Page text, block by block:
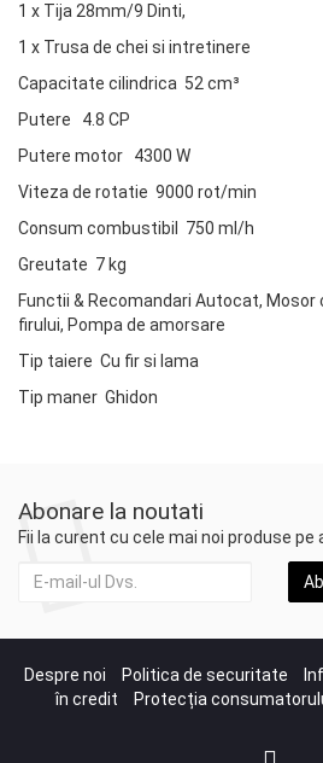
1 x Tija 28mm/9 Dinti,
1 x Trusa de chei si intretinere
Capacitate cilindrica 52 cm³
Putere 4.8 CP
Putere motor 4300 W
Viteza de rotatie 9000 rot/min
Consum combustibil 750 ml/h
Greutate 7 kg
Functii & Recomandari Autocat,
firului, Pompa de amorsare
Tip taiere Cu fir si lama
Tip maner Ghidon
Abonare la noutati
Fii la curent cu cele mai noi produse pe
Despre noi Politica de securitate
în credit
Protecția